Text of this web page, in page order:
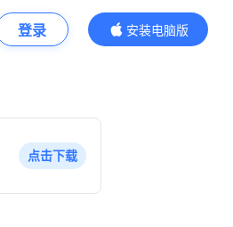
登录
安装电脑版
内容更精彩
点击下载